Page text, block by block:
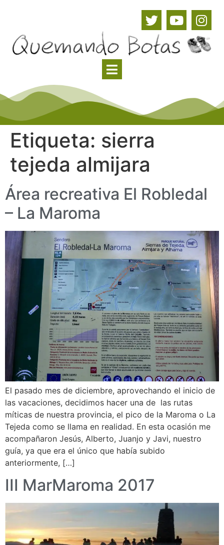
Etiqueta: sierra
tejeda almijara
Área recreativa El Robledal
– La Maroma
El pasado mes de diciembre, aprovechando el inicio de
las vacaciones, decidimos hacer una de las rutas
míticas de nuestra provincia, el pico de la Maroma o La
Tejeda como se llama en realidad. En esta ocasión me
acompañaron Jesús, Alberto, Juanjo y Javi, nuestro
guía, ya que era el único que había subido
anteriormente, […]
III MarMaroma 2017